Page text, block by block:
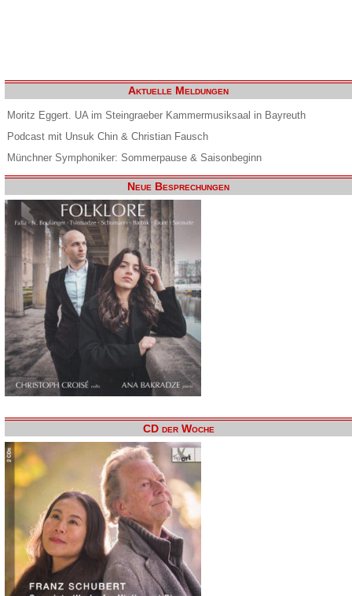
Aktuelle Meldungen
Moritz Eggert. UA im Steingraeber Kammermusiksaal in Bayreuth
Podcast mit Unsuk Chin & Christian Fausch
Münchner Symphoniker: Sommerpause & Saisonbeginn
Neue Besprechungen
CD der Woche